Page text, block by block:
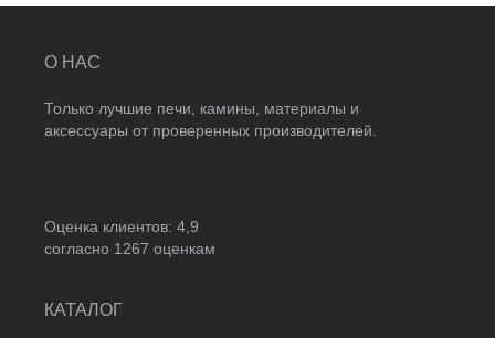
О НАС
Только лучшие печи, камины, материалы и
аксессуары от проверенных производителей.
Оценка клиентов: 4,9
согласно 1267 оценкам
КАТАЛОГ